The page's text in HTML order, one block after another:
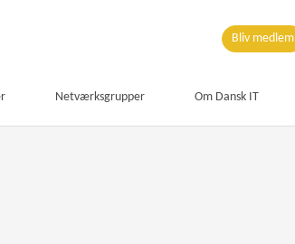
Bliv medlem
Netværksgrupper Om Dansk IT